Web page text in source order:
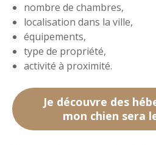
nombre de chambres,
localisation dans la ville,
équipements,
type de propriété,
activité à proximité.
Je découvre des
mon chien sera